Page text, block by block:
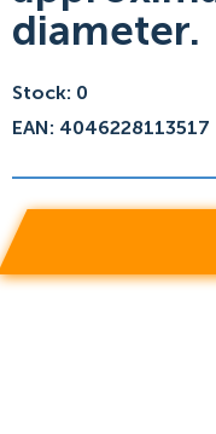
diameter.
Stock: 0
EAN: 4046228113517